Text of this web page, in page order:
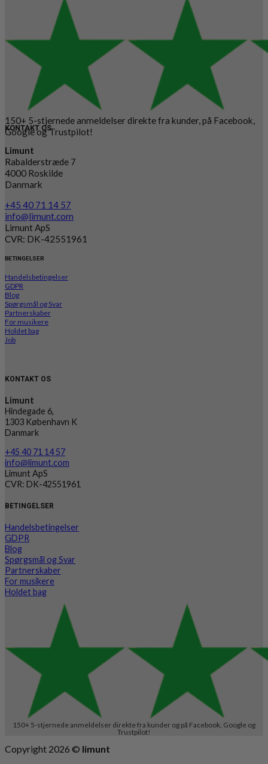
150+ 5-stjernede anmeldelser direkte fra kunder, på Facebook,
Google og Trustpilot!
KONTAKT OS
Limunt
Rabalderstræde 7
4000 Roskilde
Danmark
+45 40 71 14 57
info@limunt.com
Limunt ApS
CVR: DK-42551961
BETINGELSER
Handelsbetingelser
GDPR
Blog
Spørgsmål og Svar
Partnerskaber
For musikere
Holdet bag
Job
KONTAKT OS
Limunt
Hindegade 6,
1303 København K
Danmark
+45 40 71 14 57
info@limunt.com
Limunt ApS
CVR: DK-42551961
BETINGELSER
Handelsbetingelser
GDPR
Blog
Spørgsmål og Svar
Partnerskaber
For musikere
Holdet bag
150+ 5-stjernede anmeldelser direkte fra kunder og på Facebook, Google og
Trustpilot!
Copyright 2026 © limunt